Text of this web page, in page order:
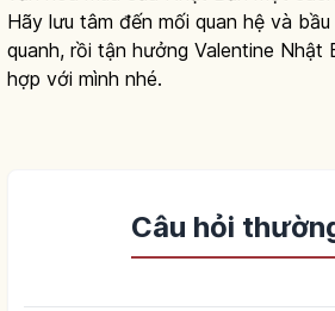
Hãy lưu tâm đến mối quan hệ và
quanh, rồi tận hưởng Valentine Nhật
hợp với mình nhé.
Câu hỏi